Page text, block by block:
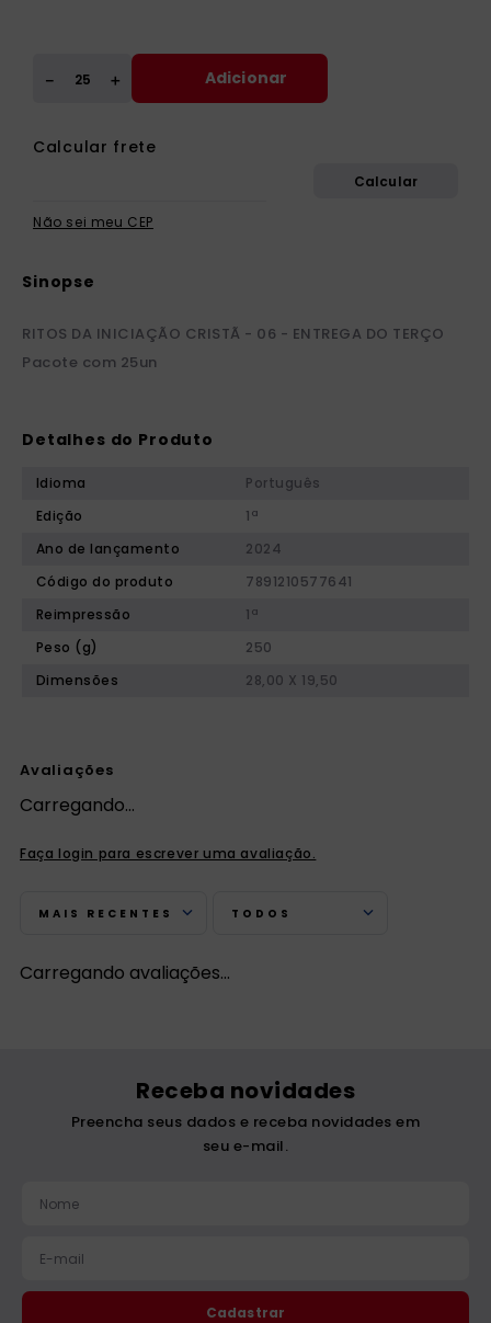
＋
－ Adicionar
Não sei meu CEP
RITOS DA INICIAÇÃO CRISTÃ - 06 - ENTREGA DO TERÇO
Pacote com 25un
Detalhes do Produto
Idioma
Português
Edição
1ª
Ano de lançamento
2024
Código do produto
7891210577641
Reimpressão
1ª
Peso (g)
250
Dimensões
28,00 X 19,50
Avaliações
Carregando…
Faça login para escrever uma avaliação.
MAIS RECENTES TODOS
Carregando avaliações…
Receba novidades
Preencha seus dados e receba novidades em
seu e-mail.
Cadastrar